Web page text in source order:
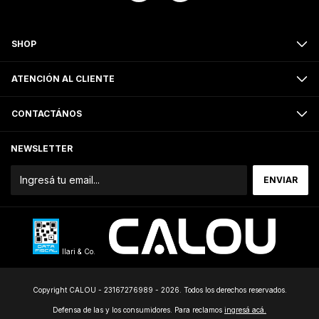
SHOP
ATENCIÓN AL CLIENTE
CONTACTÁNOS
NEWSLETTER
Ilari & Co.
Copyright CALOU - 23167276989 - 2026. Todos los derechos reservados.
Defensa de las y los consumidores. Para reclamos ingresá acá.